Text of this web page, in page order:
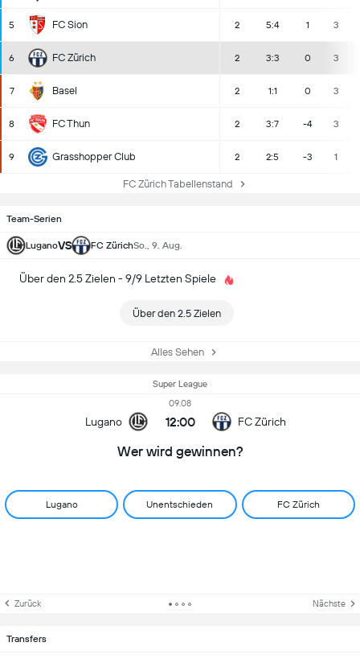
5 FC Sion 2 5:4 1 3
6 FC Zürich 2 3:3 0 3
7 Basel 2 1:1 0 3
8 FC Thun 2 3:7 -4 3
9 Grasshopper Club 2 2:5 -3 1
FC Zürich Tabellenstand
Team-Serien
LuganoVS FC ZürichSo., 9. Aug.
Über den 2.5 Zielen - 9/9 Letzten Spiele
Über den 2.5 Zielen
Alles Sehen
Super League
Lugano
09.08
12:00 FC Zürich
Wer wird gewinnen?
Lugano Unentschieden FC Zürich
Zurück Nächste
Transfers